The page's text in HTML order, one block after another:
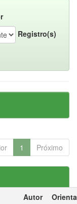
Registro(s)
1 Próximo
Autor